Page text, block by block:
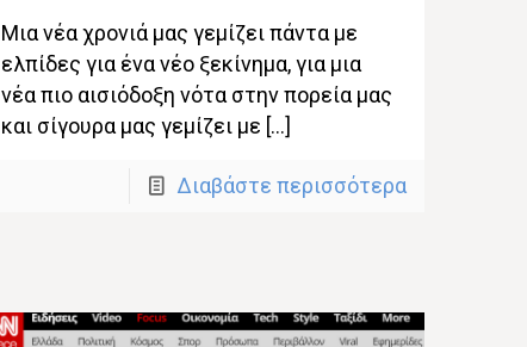
Mια νέα χρονιά μας γεμίζει πάντα με
ελπίδες για ένα νέο ξεκίνημα, για μια
νέα πιο αισιόδοξη νότα στην πορεία μας
και σίγουρα μας γεμίζει με […]
Διαβάστε περισσότερα